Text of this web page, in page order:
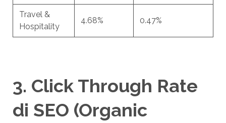
Travel &
Hospitality
4.68% 0.47%
3. Click Through Rate
di SEO (Organic